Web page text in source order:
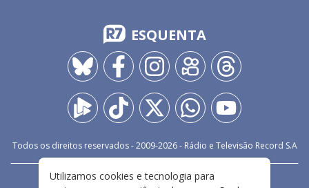
ESQUENTA
Todos os direitos reservados - 2009-2026- Rádio e Televisão Record S.A
FALE CONOSCO PRIVACIDADE
Utilizamos cookies e tecnologia para